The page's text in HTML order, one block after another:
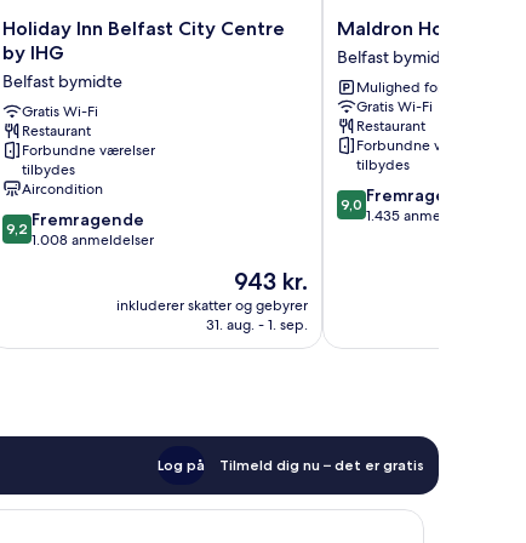
Holiday
Inn
Belfast
City
Centre
by
IHG
Belfast
bymidte
Holiday Inn Belfast City Centre
by IHG
Belfast bymidte
Gratis Wi-Fi
Restaurant
Forbundne værelser
tilbydes
Aircondition
9.2
ud
anmeldelser
9,2 Fremragende
1.008 anmeldelser
Prisen
er
943 kr.
943 kr.
inkluderer skatter og gebyrer
31. aug. - 1. sep.
Maldron
Hotel
Belfast
City
Belfast
bymidte
Maldron Hotel
Belfast bymidte
Mulighed for parkering
Gratis Wi-Fi
Restaurant
Forbundne værelser
tilbydes
9.0
ud
9,0 Fremragende
1.435 anmeldelser
Log på Tilmeld dig nu – det er gratis